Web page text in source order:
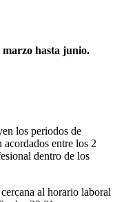
marzo hasta junio.
los periodos de
acordados entre los 2
dentro de los
al horario laboral